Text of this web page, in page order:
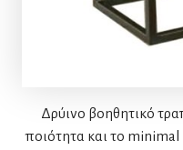
Δρύινο βοηθητικό
ποιότητα και το minimal